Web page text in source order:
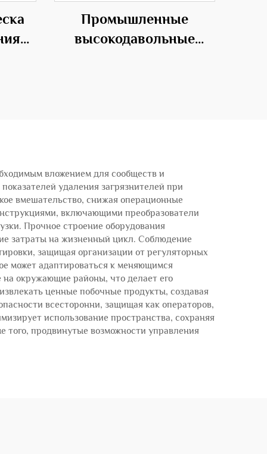
Промышленные
высокодавольные
вложением для сообществ и
удаления загрязнителей при
вмешательство, снижая операционные
включающими преобразователи
Прочное строение оборудования
затраты на жизненный цикл. Соблюдение
защищая организации от регуляторных
может адаптироваться к меняющимся
окружающие районы, что делает его
ценные побочные продукты, создавая
всесторонни, защищая как операторов,
использование пространства, сохраняя
того, продвинутые возможности управления